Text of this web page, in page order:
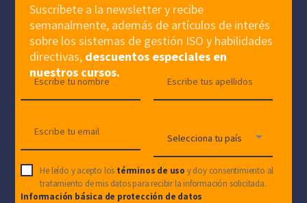
Suscríbete a la newsletter y recibe
semanalmente, además de artículos de interés
sobre los sistemas de gestión ISO y habilidades
directivas, descuentos especiales en
nuestros cursos.
He leído y acepto los términos de uso y doy consentimiento al
tratamiento de mis datos para recibir la información solicitada.
Información básica de protección de datos